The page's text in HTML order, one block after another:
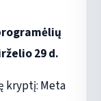
29 d.
kryptį: Meta